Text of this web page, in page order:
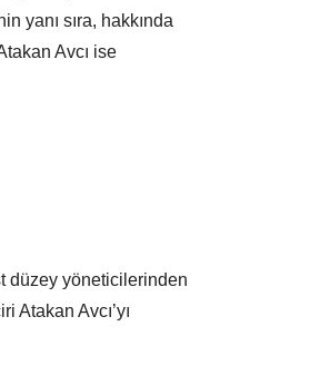
yanı sıra, hakkında
Avcı ise
düzey yöneticilerinden
Atakan Avcı’yı